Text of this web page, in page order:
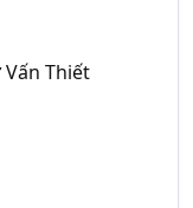
Vấn Thiết